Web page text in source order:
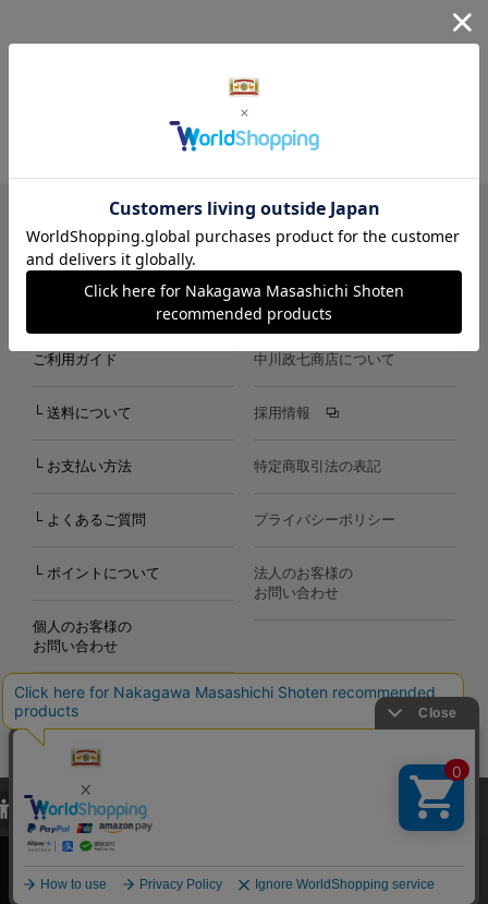
LINE Instagram X Facebook メールマガジン
ご利用ガイド
└ 送料について
└ お支払い方法
└ よくあるご質問
└ ポイントについて
個人のお客様の
お問い合わせ
中川政七商店について
採用情報
特定商取引法の表記
プライバシーポリシー
法人のお客様の
お問い合わせ
Copyright©2000-2026
Nakagawa Masashichi Shoten All Rights Reserved.
当サイトでは、当サイト内における閲覧履歴・属性情報などの取得およ
び利便性向上のためにクッキー（Cookie）を使用いたします。詳細に
関しては「プライバシーポリシー
承諾する